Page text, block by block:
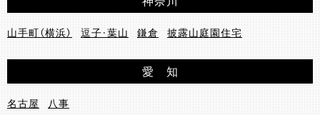
山手町（横浜） 逗子・葉山 鎌倉 披露山庭園住宅
愛 知
名古屋 八事